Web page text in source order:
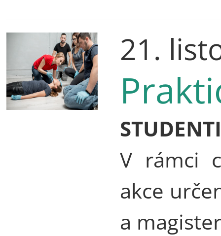
21.
STUDENTI
V rámci
akce
a